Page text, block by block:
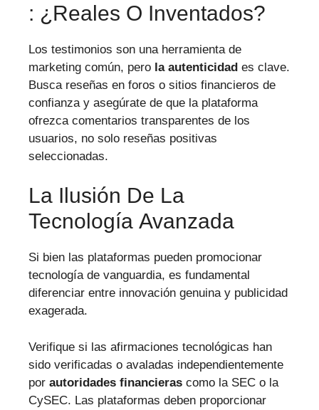
: ¿reales O Inventados?
Los testimonios son una herramienta de
marketing común, pero la autenticidad es clave.
Busca reseñas en foros o sitios financieros de
confianza y asegúrate de que la plataforma
ofrezca comentarios transparentes de los
usuarios, no solo reseñas positivas
seleccionadas.
La Ilusión De La
Tecnología Avanzada
Si bien las plataformas pueden promocionar
tecnología de vanguardia, es fundamental
diferenciar entre innovación genuina y publicidad
exagerada.
Verifique si las afirmaciones tecnológicas han
sido verificadas o avaladas independientemente
por autoridades financieras como la SEC o la
CySEC. Las plataformas deben proporcionar